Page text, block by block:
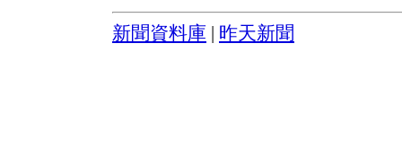
新聞資料庫 昨天新聞